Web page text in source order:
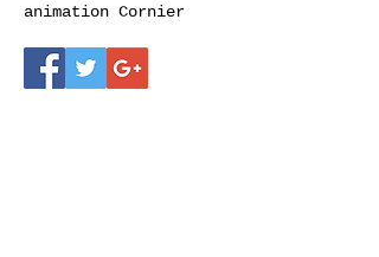
animation Cornier